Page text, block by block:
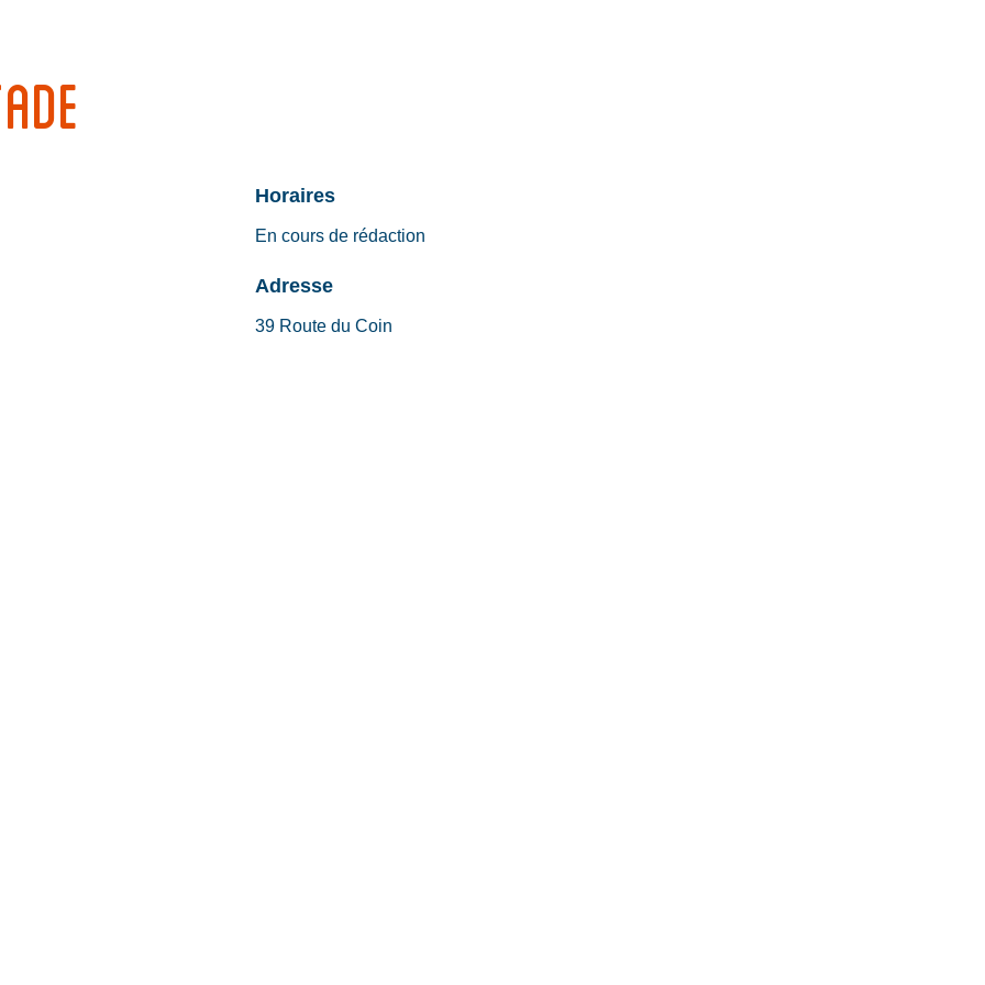
Horaires
En cours de rédaction
Adresse
39 Route du Coin